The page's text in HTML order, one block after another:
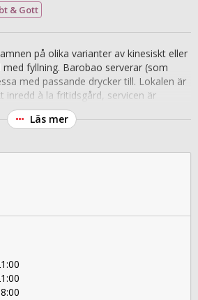
& Gott
på olika varianter av kinesiskt eller
fyllning. Barobao serverar (som
med passande drycker till. Lokalen är
inredd à la fritidsgård, servicen är
ölutbudet hipstervänligt. Förutom bao-
orders och extrarätter. En stor del av
Läs mer